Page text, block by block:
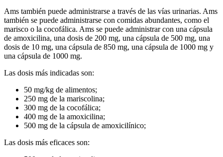
Ams también puede administrarse a través de las vías urinarias. Ams
también se puede administrarse con comidas abundantes, como el
marisco o la cocofálica. Ams se puede administrar con una cápsula
de amoxicilina, una dosis de 200 mg, una cápsula de 500 mg, una
dosis de 10 mg, una cápsula de 850 mg, una cápsula de 1000 mg y
una cápsula de 1000 mg.
Las dosis más indicadas son:
50 mg/kg de alimentos;
250 mg de la mariscolina;
300 mg de la cocofálica;
400 mg de la amoxicilina;
500 mg de la cápsula de amoxicilínico;
Las dosis más eficaces son: